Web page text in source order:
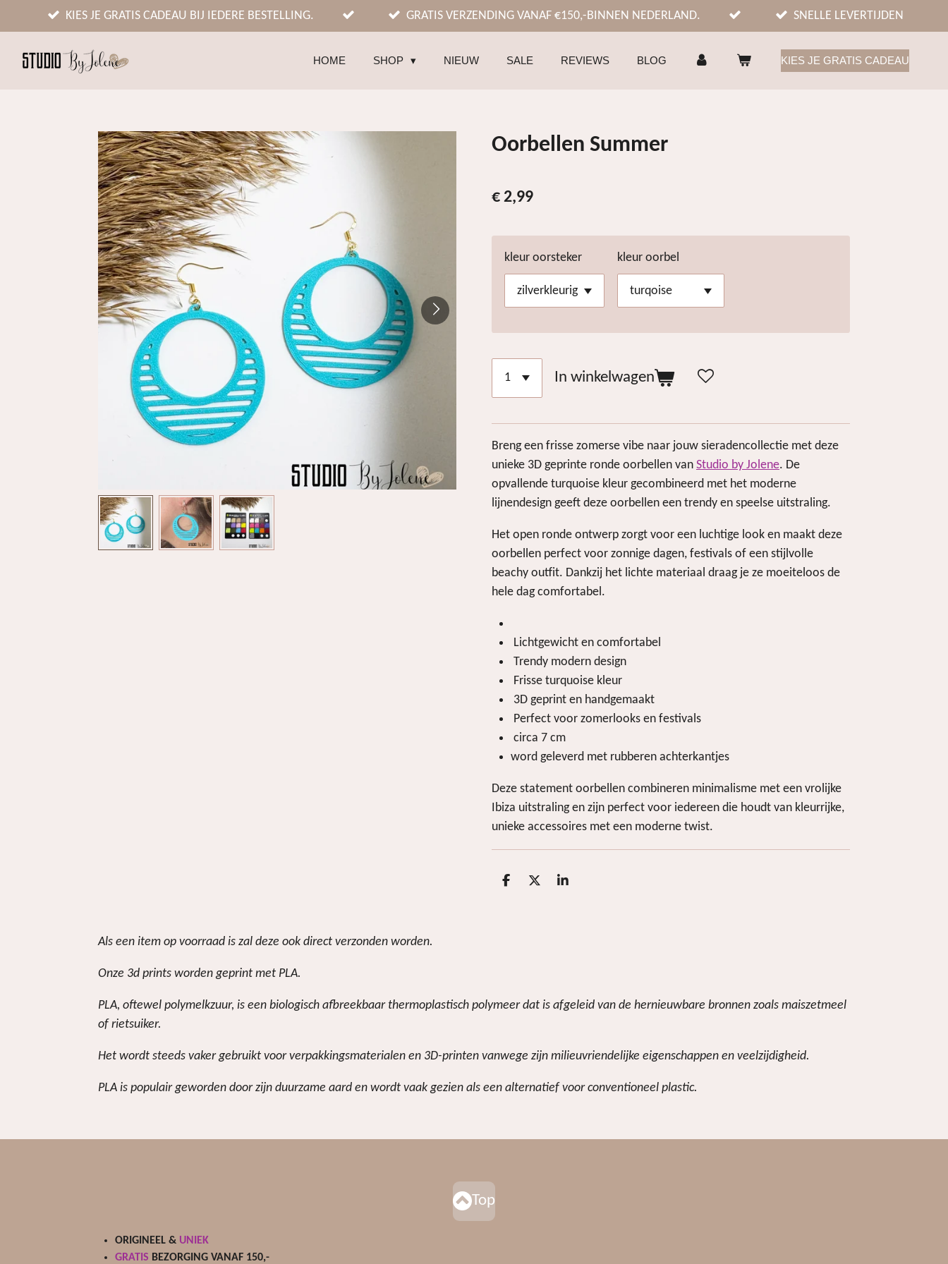
direct
naar
KIES JE GRATIS CADEAU BIJ IEDERE BESTELLING. GRATIS VERZENDING VANAF €150,-BINNEN NEDERLAND. SNELLE LEVERTIJDEN
HOME SHOP NIEUW SALE REVIEWS BLOG KIES JE GRATIS CADEAU
Oorbellen Summer
€ 2,99
kleur oorsteker kleur oorbel
In winkelwagen
Breng een frisse zomerse vibe naar jouw sieradencollectie met deze
unieke 3D geprinte ronde oorbellen van Studio by Jolene. De
opvallende turquoise kleur gecombineerd met het moderne
lijnendesign geeft deze oorbellen een trendy en speelse uitstraling.
Het open ronde ontwerp zorgt voor een luchtige look en maakt deze
oorbellen perfect voor zonnige dagen, festivals of een stijlvolle
beachy outfit. Dankzij het lichte materiaal draag je ze moeiteloos de
hele dag comfortabel.
Lichtgewicht en comfortabel
Trendy modern design
Frisse turquoise kleur
3D geprint en handgemaakt
Perfect voor zomerlooks en festivals
circa 7 cm
word geleverd met rubberen achterkantjes
Deze statement oorbellen combineren minimalisme met een vrolijke
Ibiza uitstraling en zijn perfect voor iedereen die houdt van kleurrijke,
unieke accessoires met een moderne twist.
D
D
S
Als een item op voorraad is zal deze ook direct verzonden worden.
Onze 3d prints worden geprint met PLA.
PLA, oftewel polymelkzuur, is een biologisch afbreekbaar thermoplastisch polymeer dat is afgeleid van de hernieuwbare bronnen zoals maiszetmeel
of rietsuiker.
Het wordt steeds vaker gebruikt voor verpakkingsmaterialen en 3D-printen vanwege zijn milieuvriendelijke eigenschappen en veelzijdigheid.
PLA is populair geworden door zijn duurzame aard en wordt vaak gezien als een alternatief voor conventioneel plastic.
Top
ORIGINEEL & UNIEK
GRATIS BEZORGING VANAF 150,-